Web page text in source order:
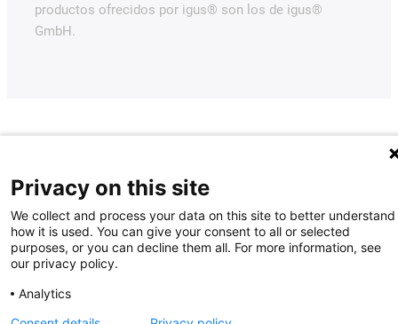
productos ofrecidos por igus® son los de igus®
GmbH.
Privacy on this site
We collect and process your data on this site to better understand
how it is used. You can give your consent to all or selected
purposes, or you can decline them all. For more information, see
our privacy policy.
Analytics